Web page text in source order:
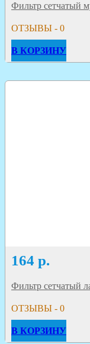
Фильтр сетчатый
ОТЗЫВЫ - 0
В КОРЗИНУ
164 р.
Фильтр сетчатый
ОТЗЫВЫ - 0
В КОРЗИНУ